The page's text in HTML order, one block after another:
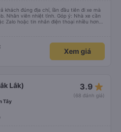
khách đúng địa chỉ, lần đầu tiên đi xe mà
Nhân viên nhiệt tình. Góp ý: Nhà xe cần
Zalo hoặc tin nhắn điện thoại nhiều hơn
là khách đặt vé qua App. Chân thành
Xem giá
Lắk) 3.9 star_rate
(68 đánh giá)
Tây